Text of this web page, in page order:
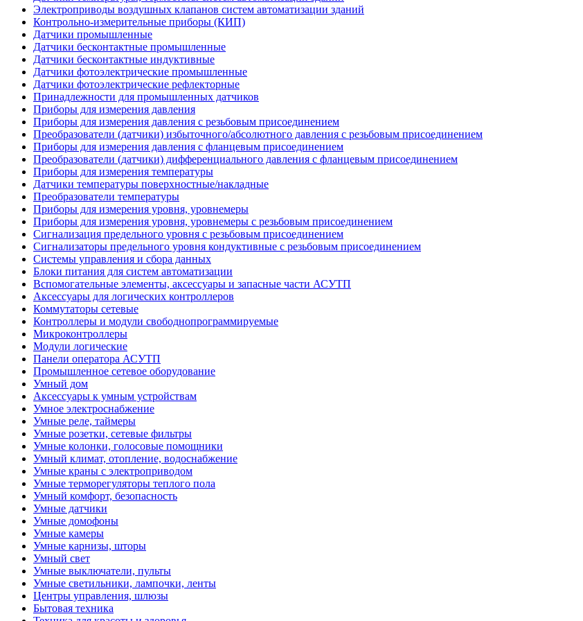
Электроприводы воздушных клапанов систем автоматизации зданий
Контрольно-измерительные приборы (КИП)
Датчики промышленные
Датчики бесконтактные промышленные
Датчики бесконтактные индуктивные
Датчики фотоэлектрические промышленные
Датчики фотоэлектрические рефлекторные
Принадлежности для промышленных датчиков
Приборы для измерения давления
Приборы для измерения давления с резьбовым присоединением
Преобразователи (датчики) избыточного/абсолютного давления с резьбовым присоединением
Приборы для измерения давления с фланцевым присоединением
Преобразователи (датчики) дифференциального давления с фланцевым присоединением
Приборы для измерения температуры
Датчики температуры поверхностные/накладные
Преобразователи температуры
Приборы для измерения уровня, уровнемеры
Приборы для измерения уровня, уровнемеры с резьбовым присоединением
Сигнализация предельного уровня с резьбовым присоединением
Сигнализаторы предельного уровня кондуктивные с резьбовым присоединением
Системы управления и сбора данных
Блоки питания для систем автоматизации
Вспомогательные элементы, аксессуары и запасные части АСУТП
Аксессуары для логических контроллеров
Коммутаторы сетевые
Контроллеры и модули свободнопрограммируемые
Микроконтроллеры
Модули логические
Панели оператора АСУТП
Промышленное сетевое оборудование
Умный дом
Аксессуары к умным устройствам
Умное электроснабжение
Умные реле, таймеры
Умные розетки, сетевые фильтры
Умные колонки, голосовые помощники
Умный климат, отопление, водоснабжение
Умные краны с электроприводом
Умные терморегуляторы теплого пола
Умный комфорт, безопасность
Умные датчики
Умные домофоны
Умные камеры
Умные карнизы, шторы
Умный свет
Умные выключатели, пульты
Умные светильники, лампочки, ленты
Центры управления, шлюзы
Бытовая техника